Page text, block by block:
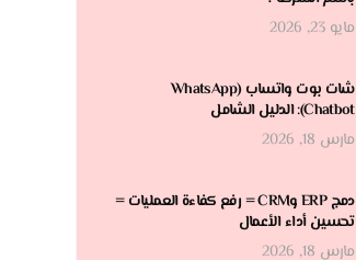
مايو 23, 2026
شات بوت واتساب (WhatsApp
Chatbot): الدليل الشامل
مارس 18, 2026
دمج ERP وCRM = رفع كفاءة العمليات =
تحسين أداء الأعمال
مارس 18, 2026